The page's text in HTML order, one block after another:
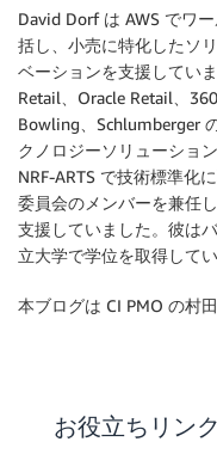
David Dorf は AWS でワ
括し、小売に特化したソ
ベーションを支援してい
Retail、Oracle Retail、
Bowling、Schlumberger
クノロジーソリューショ
NRF-ARTS で技術標準化
委員会のメンバーを兼任
支援していました。彼は
立大学で学位を取得してい
本ブログは CI PMO の村
お役立ちリンク